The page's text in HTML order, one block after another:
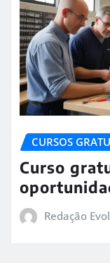
CURSOS
Curso
Redação